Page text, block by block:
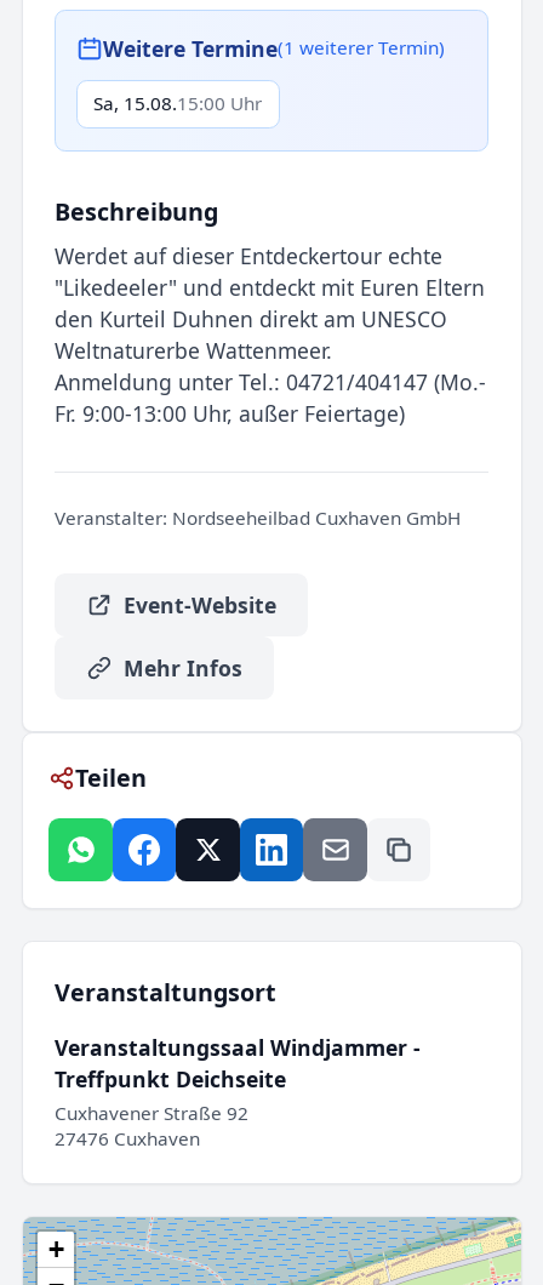
Weitere Termine(1 weiterer Termin)
Sa, 15.08.15:00 Uhr
Beschreibung
Werdet auf dieser Entdeckertour echte
"Likedeeler" und entdeckt mit Euren Eltern
den Kurteil Duhnen direkt am UNESCO
Weltnaturerbe Wattenmeer.
Anmeldung unter Tel.: 04721/404147 (Mo.-
Fr. 9:00-13:00 Uhr, außer Feiertage)
Veranstalter: Nordseeheilbad Cuxhaven GmbH
Event-Website
Mehr Infos
Teilen
Veranstaltungsort
Veranstaltungssaal Windjammer -
Treffpunkt Deichseite
Cuxhavener Straße 92
27476 Cuxhaven
+